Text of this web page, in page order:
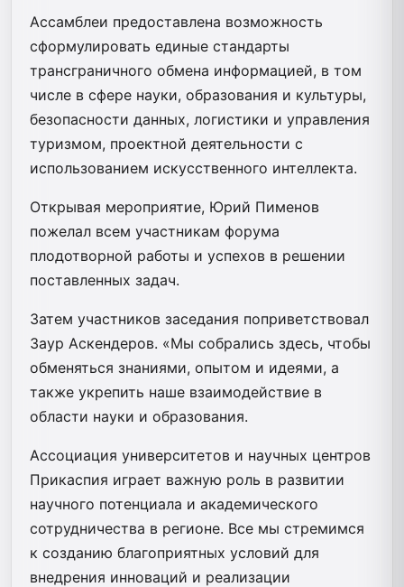
Ассамблеи предоставлена возможность
сформулировать единые стандарты
трансграничного обмена информацией, в том
числе в сфере науки, образования и культуры,
безопасности данных, логистики и управления
туризмом, проектной деятельности с
использованием искусственного интеллекта.
Открывая мероприятие, Юрий Пименов
пожелал всем участникам форума
плодотворной работы и успехов в решении
поставленных задач.
Затем участников заседания поприветствовал
Заур Аскендеров. «Мы собрались здесь, чтобы
обменяться знаниями, опытом и идеями, а
также укрепить наше взаимодействие в
области науки и образования.
Ассоциация университетов и научных центров
Прикаспия играет важную роль в развитии
научного потенциала и академического
сотрудничества в регионе. Все мы стремимся
к созданию благоприятных условий для
внедрения инноваций и реализации